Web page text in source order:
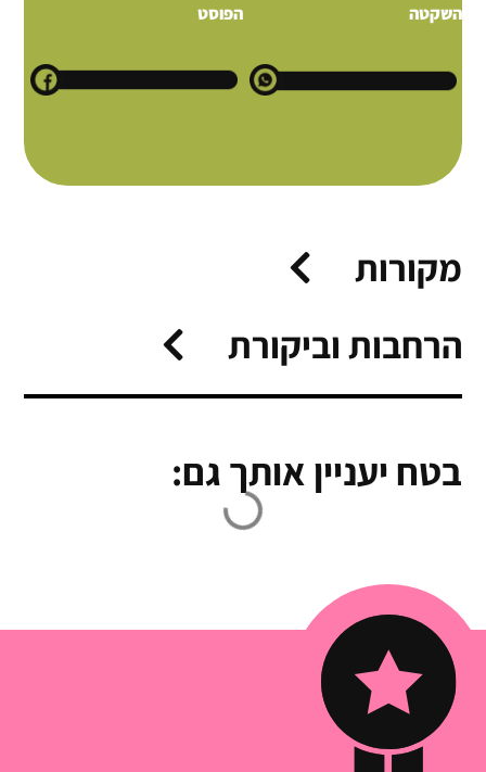
הפוסט
השקטה
מקורות
הרחבות וביקורת
בטח יעניין אותך גם: